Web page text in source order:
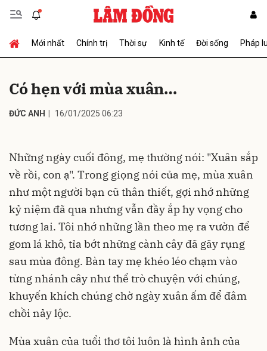
Mới nhất Chính trị Thời sự Kinh tế Đời sống Pháp
Có hẹn với mùa xuân…
ĐỨC ANH 16/01/2025 06:23
Những ngày cuối đông, mẹ thường nói: "Xuân sắp
về rồi, con ạ". Trong giọng nói của mẹ, mùa xuân
như một người bạn cũ thân thiết, gợi nhớ những
kỷ niệm đã qua nhưng vẫn đầy ắp hy vọng cho
tương lai. Tôi nhớ những lần theo mẹ ra vườn để
gom lá khô, tỉa bớt những cành cây đã gãy rụng
sau mùa đông. Bàn tay mẹ khéo léo chạm vào
từng nhánh cây như thể trò chuyện với chúng,
khuyến khích chúng chờ ngày xuân ấm để đâm
chồi nảy lộc.
Mùa xuân của tuổi thơ tôi luôn là hình ảnh của
Gửi bình luận
Hủy Gửi